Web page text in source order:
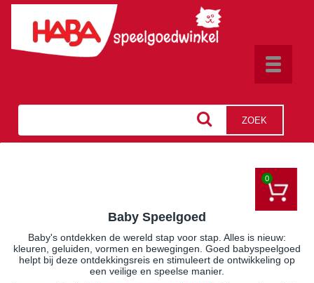
Toggle
ZOEK
0
Baby Speelgoed
Baby's ontdekken de wereld stap voor stap. Alles is nieuw:
kleuren, geluiden, vormen en bewegingen. Goed babyspeelgoed
helpt bij deze ontdekkingsreis en stimuleert de ontwikkeling op
een veilige en speelse manier.